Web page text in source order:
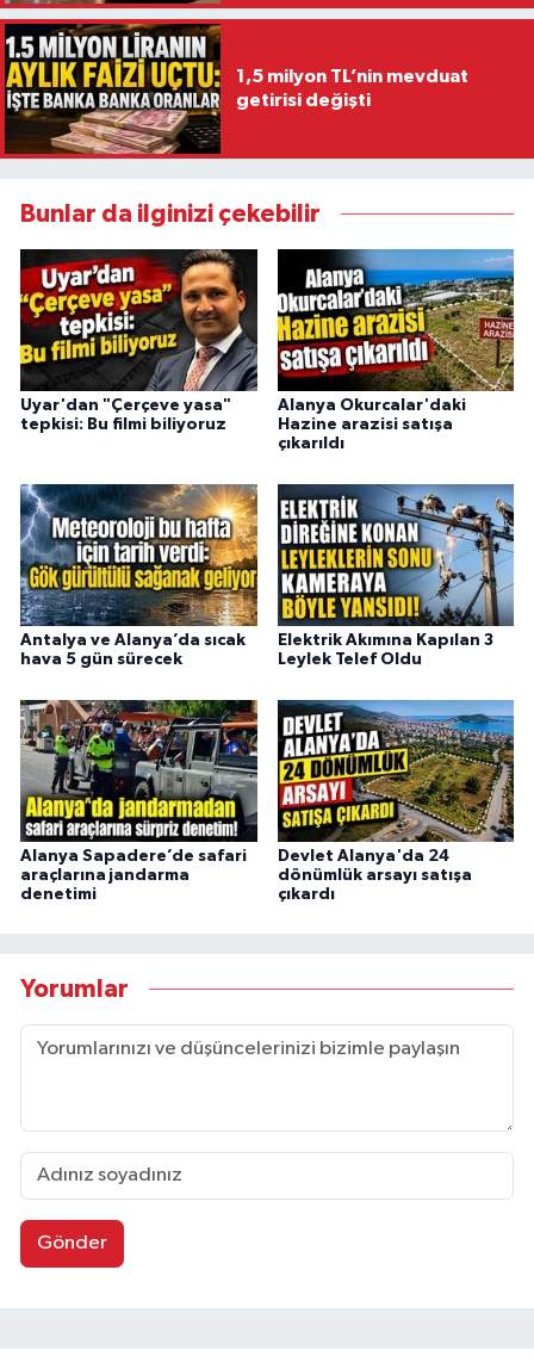
1,5 milyon TL’nin mevduat
getirisi değişti
Bunlar da ilginizi çekebilir
Uyar'dan "Çerçeve yasa"
tepkisi: Bu filmi biliyoruz
Alanya Okurcalar'daki
Hazine arazisi satışa
çıkarıldı
Antalya ve Alanya’da sıcak
hava 5 gün sürecek
Elektrik Akımına Kapılan 3
Leylek Telef Oldu
Alanya Sapadere’de safari
araçlarına jandarma
denetimi
Devlet Alanya'da 24
dönümlük arsayı satışa
çıkardı
Yorumlar
Gönder